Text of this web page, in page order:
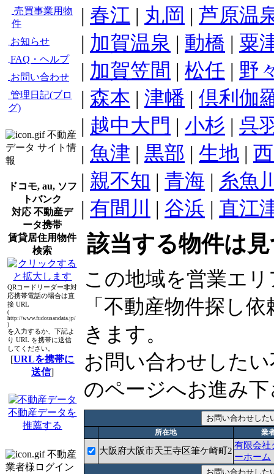
売買事業用物
件
お知らせ
FAQ・ヘルプ
お問い合わせ
管理日記(ブロ
グ)
不動産
データ サイト情
報
ドコモ, au, ソフ
トバンク
対応 不動産デ
ータ携帯
賃貸居住用物件
検索
QRコードリーダー非対
応携帯電話の場合は直
接 URL
(
http://www.fudousandata.jp/
)
を入力するか、下記よ
り URL を携帯に送信
してください。
[URLを携帯に
送信]
不動産データを
推薦する
不動産
業者様ログイン
| 春江 | 丸岡 | 芦原温
| 加賀温泉 | 動橋 | 粟
| 加賀笠間 | 松任 | 野
| 森本 | 津幡 | 倶利伽
| 越中大門 | 小杉 | 呉
| 魚津 | 黒部 | 生地 |
| 親不知 | 青海 | 糸魚
| 有間川 | 谷浜 | 直江
該当する物件は
この地域を営業エ
「不動産物件探し
きます。
お問い合わせした
のページへお進み
所在地 業
大阪府大阪市天王寺区筆ケ崎町2
有限会社
ーホーム